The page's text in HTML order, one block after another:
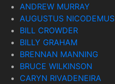
ANDREW MURRAY
AUGUSTUS NICODEMUS
BILL CROWDER
BILLY GRAHAM
BRENNAN MANNING
BRUCE WILKINSON
CARYN RIVADENEIRA